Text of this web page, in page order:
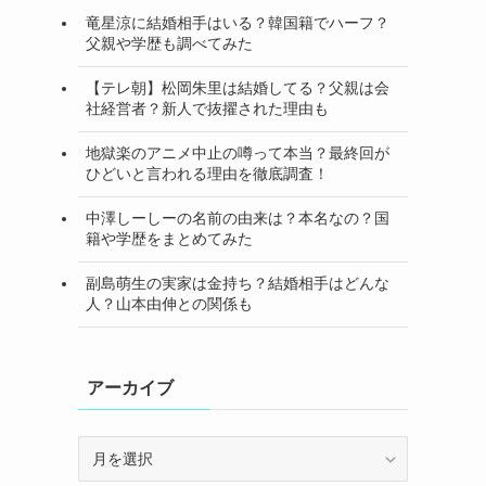
竜星涼に結婚相手はいる？韓国籍でハーフ？
父親や学歴も調べてみた
【テレ朝】松岡朱里は結婚してる？父親は会
社経営者？新人で抜擢された理由も
地獄楽のアニメ中止の噂って本当？最終回が
ひどいと言われる理由を徹底調査！
中澤しーしーの名前の由来は？本名なの？国
籍や学歴をまとめてみた
副島萌生の実家は金持ち？結婚相手はどんな
人？山本由伸との関係も
アーカイブ